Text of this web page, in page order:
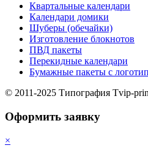
Квартальные календари
Календари домики
Шуберы (обечайки)
Изготовление блокнотов
ПВД пакеты
Перекидные календари
Бумажные пакеты с
© 2011-2025 Типография Tvip-
Оформить заявку
×